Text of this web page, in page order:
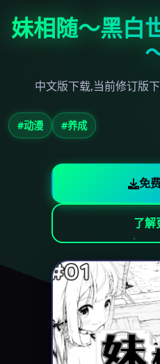
妹相随～黑白
中文版下载,当前修订版
#动漫 #养成
免
了解